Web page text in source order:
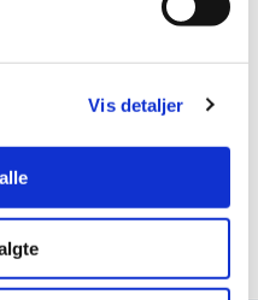
Vis detaljer